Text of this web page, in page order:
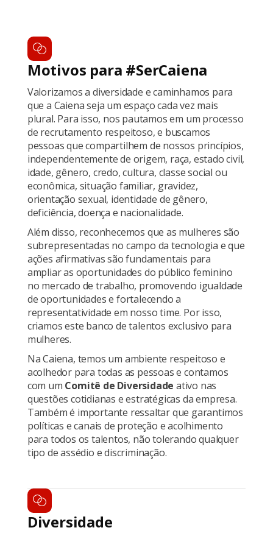
Motivos para #SerCaiena
Valorizamos a diversidade e caminhamos para
que a Caiena seja um espaço cada vez mais
plural. Para isso, nos pautamos em um processo
de recrutamento respeitoso, e buscamos
pessoas que compartilhem de nossos princípios,
independentemente de origem, raça, estado civil,
idade, gênero, credo, cultura, classe social ou
econômica, situação familiar, gravidez,
orientação sexual, identidade de gênero,
deficiência, doença e nacionalidade.
Além disso, reconhecemos que as mulheres são
subrepresentadas no campo da tecnologia e que
ações afirmativas são fundamentais para
ampliar as oportunidades do público feminino
no mercado de trabalho, promovendo igualdade
de oportunidades e fortalecendo a
representatividade em nosso time. Por isso,
criamos este banco de talentos exclusivo para
mulheres.
Na Caiena, temos um ambiente respeitoso e
acolhedor para todas as pessoas e contamos
com um Comitê de Diversidade ativo nas
questões cotidianas e estratégicas da empresa.
Também é importante ressaltar que garantimos
políticas e canais de proteção e acolhimento
para todos os talentos, não tolerando qualquer
tipo de assédio e discriminação.
Diversidade